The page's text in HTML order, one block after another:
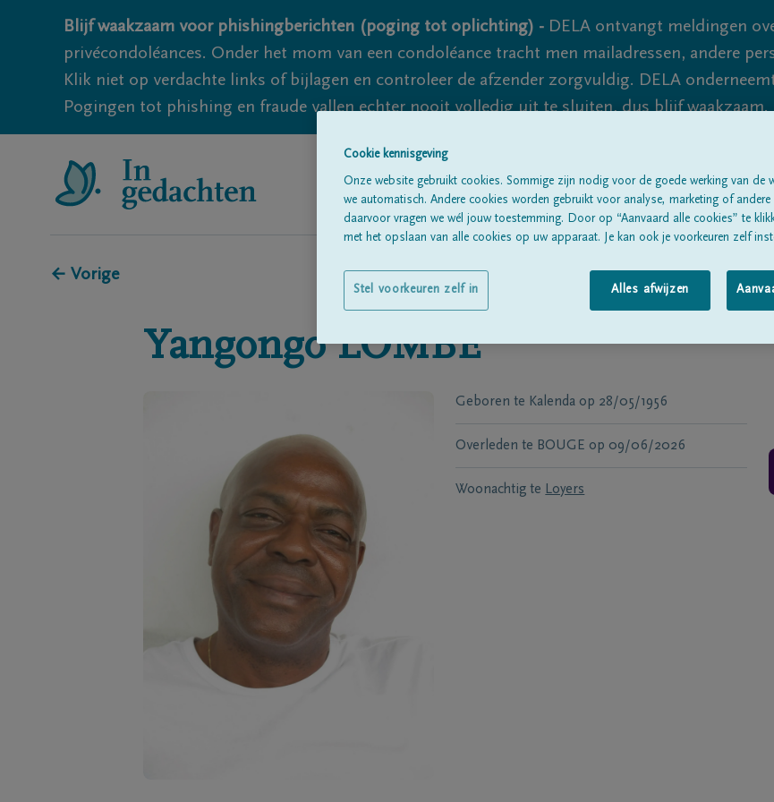
Blijf waakzaam voor phishingberichten (poging tot oplichting) - DELA ontvangt meldingen
privécondoléances. Onder het mom van een condoléance tracht men mailadressen, andere
Klik niet op verdachte links of bijlagen en controleer de afzender zorgvuldig. DELA
Pogingen tot phishing en fraude vallen echter nooit volledig uit te sluiten, dus blijf waakzaam.
Alle rouwberichtenOver
← Vorige
Yangongo LOMBE
Geboren te Kalenda op 28/05/1956
Overleden te BOUGE op 09/06/2026
Woonachtig te Loyers
Cookie kennisgeving
Onze website gebruikt cookies. Sommige zijn nodig voor de goede werking van de
we automatisch. Andere cookies worden gebruikt voor analyse, marketing of andere
daarvoor vragen we wél jouw toestemming. Door op “Aanvaard alle cookies” te
met het opslaan van alle cookies op uw apparaat. Je kan ook je voorkeuren zelf
Alles afwijzen
Stel voorkeuren zelf in